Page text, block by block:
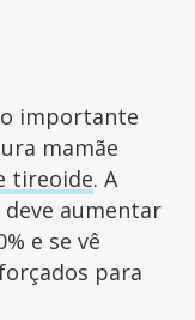
importante
mamãe
tireoide. A
aumentar
e se vê
para